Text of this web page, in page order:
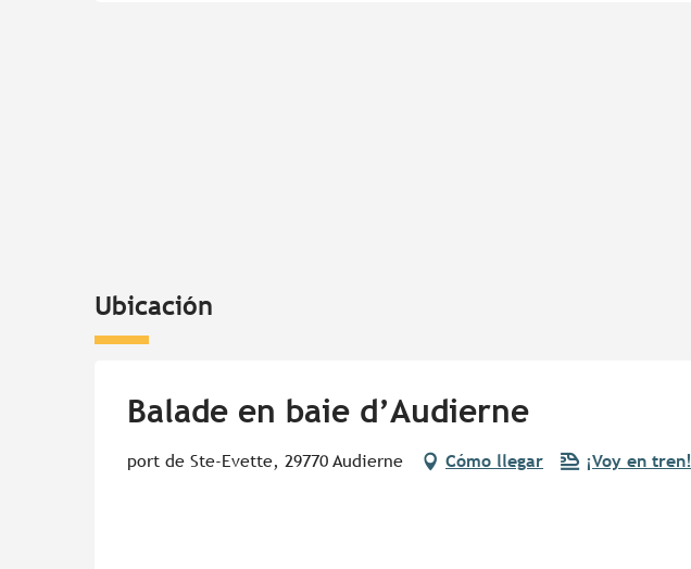
Ubicación
Balade en baie d’Audierne
port de Ste-Evette, 29770 Audierne Cómo llegar ¡Voy en tren!